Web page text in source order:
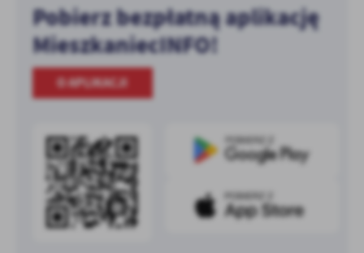
Pobierz bezpłatną aplikację
MieszkaniecINFO!
O APLIKACJI